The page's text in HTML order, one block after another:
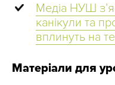
Медіа НУШ
канікули та
вплинуть на
Матеріали для